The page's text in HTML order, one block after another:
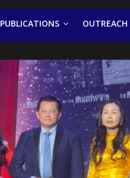
PUBLICATIONS OUTREACH